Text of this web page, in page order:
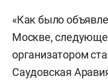
«Как было
Москве,
организатором
Саудовская